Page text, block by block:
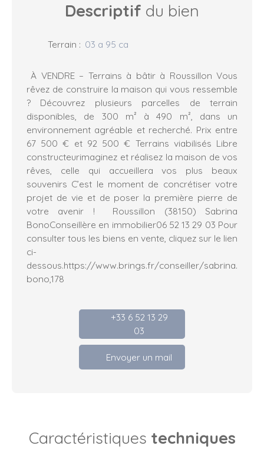
Descriptif du bien
Terrain : 03 a 95 ca
À VENDRE – Terrains à bâtir à Roussillon Vous
rêvez de construire la maison qui vous ressemble
? Découvrez plusieurs parcelles de terrain
disponibles, de 300 m² à 490 m², dans un
environnement agréable et recherché. Prix entre
67 500 € et 92 500 € Terrains viabilisés Libre
constructeurimaginez et réalisez la maison de vos
rêves, celle qui accueillera vos plus beaux
souvenirs C’est le moment de concrétiser votre
projet de vie et de poser la première pierre de
votre avenir ! Roussillon (38150) Sabrina
BonoConseillère en immobilier06 52 13 29 03 Pour
consulter tous les biens en vente, cliquez sur le lien
ci-
dessous.https://www.brings.fr/conseiller/sabrina.
bono,178
+33 6 52 13 29
03
Envoyer un mail
Caractéristiques techniques